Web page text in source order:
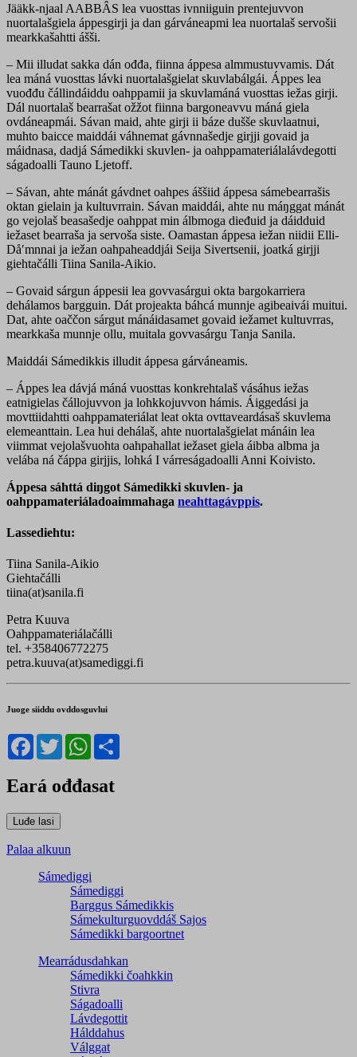
Jääkk-njaal AABBÂS lea vuosttas ivnniiguin prentejuvvon
nuortalašgiela áppesgirji ja dan gárváneapmi lea nuortalaš servošii
mearkkašahtti ášši.
– Mii illudat sakka dán ođđa, fiinna áppesa almmustuvvamis. Dát
lea máná vuosttas lávki nuortalašgielat skuvlabálgái. Áppes lea
vuođđu čállindáiddu oahppamii ja skuvlamáná vuosttas iežas girji.
Dál nuortalaš bearrašat ožžot fiinna bargoneavvu máná giela
ovdáneapmái. Sávan maid, ahte girji ii báze dušše skuvlaatnui,
muhto baicce maiddái váhnemat gávnnašedje girjji govaid ja
máidnasa, dadjá Sámedikki skuvlen- ja oahppamateriálalávdegotti
ságadoalli Tauno Ljetoff.
– Sávan, ahte mánát gávdnet oahpes áššiid áppesa sámebearrašis
oktan gielain ja kultuvrrain. Sávan maiddái, ahte nu máŋggat mánát
go vejolaš beasašedje oahppat min álbmoga dieđuid ja dáidduid
iežaset bearraša ja servoša siste. Oamastan áppesa iežan niidii Elli-
Dåʹmnnai ja iežan oahpaheaddjái Seija Sivertsenii, joatká girjji
giehtačálli Tiina Sanila-Aikio.
– Govaid sárgun áppesii lea govvasárgui okta bargokarriera
dehálamos bargguin. Dát projeakta báhcá munnje agibeaivái muitui.
Dat, ahte oaččon sárgut mánáidasamet govaid iežamet kultuvrras,
mearkkaša munnje ollu, muitala govvasárgu Tanja Sanila.
Maiddái Sámedikkis illudit áppesa gárváneamis.
– Áppes lea dávjá máná vuosttas konkrehtalaš vásáhus iežas
eatnigielas čállojuvvon ja lohkkojuvvon hámis. Áiggedási ja
movttiidahtti oahppamateriálat leat okta ovttaveardásaš skuvlema
elemeanttain. Lea hui dehálaš, ahte nuortalašgielat mánáin lea
viimmat vejolašvuohta oahpahallat iežaset giela áibba albma ja
velába ná čáppa girjjis, lohká I várreságadoalli Anni Koivisto.
Áppesa sáhttá diŋgot Sámedikki skuvlen- ja
oahppamateriáladoaimmahaga neahttagávppis.
Lassediehtu:
Tiina Sanila-Aikio
Giehtačálli
tiina(at)sanila.fi
Petra Kuuva
Oahppamateriálačálli
tel. +358406772275
petra.kuuva(at)samediggi.fi
Juoge siiddu ovddosguvlui
Facebook
TwitterWhatsApp
Eará ođđasat
Palaa alkuun
Sámediggi
Sámediggi
Barggus Sámedikkis
Sámekulturguovddáš Sajos
Sámedikki bargoortnet
Mearrádusdahkan
Sámedikki čoahkkin
Stivra
Ságadoalli
Lávdegottit
Hálddahus
Válggat